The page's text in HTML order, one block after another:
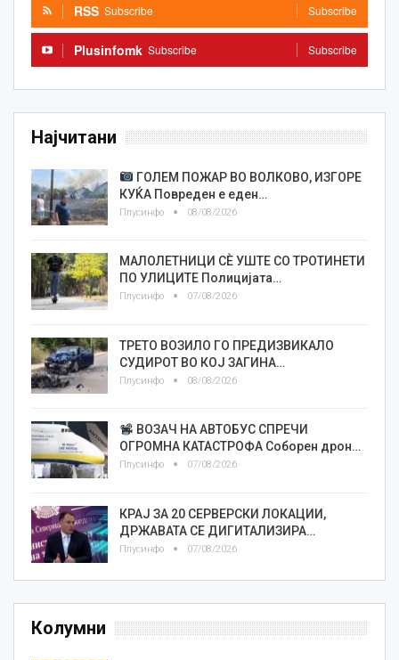
RSS Subscribe Subscribe
Plusinfomk Subscribe Subscribe
Најчитани
ГОЛЕМ ПОЖАР ВО ВОЛКОВО, ИЗГОРЕ
КУЌА Повреден е еден…
Плусинфо 08/08/2026
МАЛОЛЕТНИЦИ СÈ УШТЕ СО ТРОТИНЕТИ
ПО УЛИЦИТЕ Полицијата…
Плусинфо 07/08/2026
ТРЕТО ВОЗИЛО ГО ПРЕДИЗВИКАЛО
СУДИРОТ ВО КОЈ ЗАГИНА…
Плусинфо 08/08/2026
ВОЗАЧ НА АВТОБУС СПРЕЧИ
ОГРОМНА КАТАСТРОФА Соборен дрон…
Плусинфо 07/08/2026
КРАЈ ЗА 20 СЕРВЕРСКИ ЛОКАЦИИ,
ДРЖАВАТА СЕ ДИГИТАЛИЗИРА…
Плусинфо 07/08/2026
Колумни